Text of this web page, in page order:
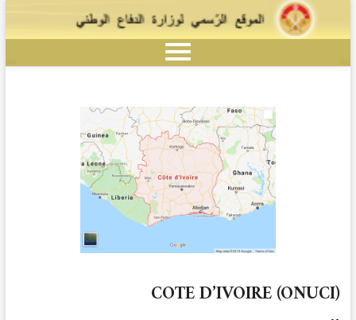
COTE D’IVOIRE (ONUCI)